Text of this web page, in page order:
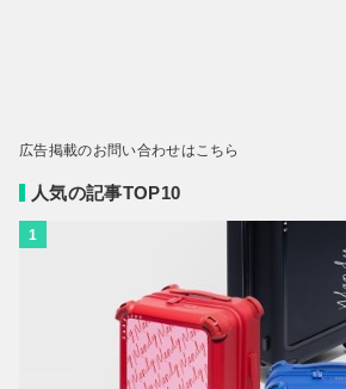
広告掲載のお問い合わせはこちら
人気の記事TOP10
1